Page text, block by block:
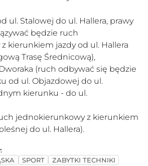
ul. Stalowej do ul. Hallera, prawy
będzie ruch
kierunkiem jazdy od ul. Hallera
Trasę Średnicową),
(ruch odbywać się będzie
od ul. Objazdowej do ul.
kierunku - do ul.
jednokierunkowy z kierunkiem
do ul. Hallera).
SPORT ZABYTKI TECHNIKI